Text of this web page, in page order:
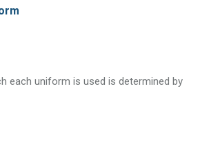
each uniform is used is determined by